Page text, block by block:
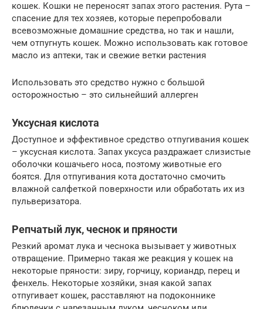
кошек. Кошки не переносят запах этого растения. Рута –
спасение для тех хозяев, которые перепробовали
всевозможные домашние средства, но так и нашли,
чем отпугнуть кошек. Можно использовать как готовое
масло из аптеки, так и свежие ветки растения
Использовать это средство нужно с большой
осторожностью – это сильнейший аллерген
Уксусная кислота
Доступное и эффективное средство отпугивания кошек
– уксусная кислота. Запах уксуса раздражает слизистые
оболочки кошачьего носа, поэтому животные его
боятся. Для отпугивания кота достаточно смочить
влажной салфеткой поверхности или обработать их из
пульверизатора.
Репчатый лук, чеснок и пряности
Резкий аромат лука и чеснока вызывает у животных
отвращение. Примерно такая же реакция у кошек на
некоторые пряности: зиру, горчицу, кориандр, перец и
фенхель. Некоторые хозяйки, зная какой запах
отпугивает кошек, расставляют на подоконнике